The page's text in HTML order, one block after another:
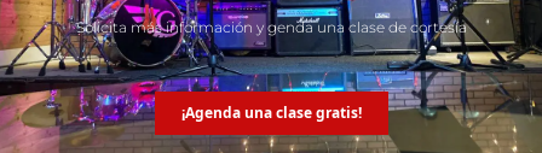
Solicita más información y genda una clase de cortesía
¡Agenda una clase gratis!